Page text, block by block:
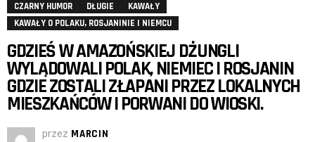
CZARNY HUMOR DŁUGIE
KAWAŁY
KAWAŁY O POLAKU, ROSJANINIE I NIEMCU
GDZIEŚ W AMAZOŃSKIEJ DŻUNGLI
WYLĄDOWALI POLAK, NIEMIEC I ROSJANIN
GDZIE ZOSTALI ZŁAPANI PRZEZ LOKALNYCH
MIESZKAŃCÓW I PORWANI DO WIOSKI.
przez MARCIN